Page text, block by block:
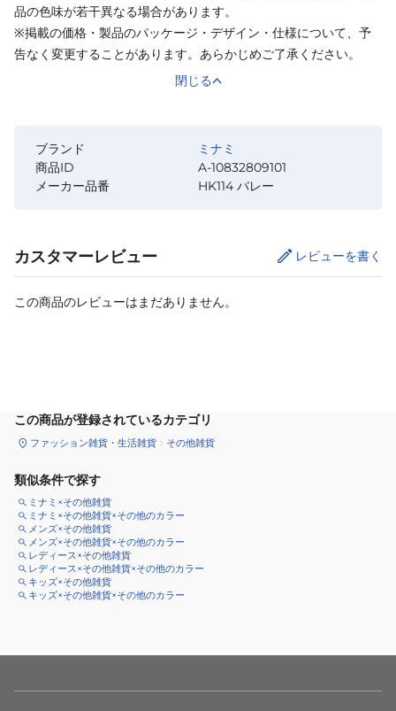
品の色味が若干異なる場合があります。
※掲載の価格・製品のパッケージ・デザイン・仕様について、予
告なく変更することがあります。あらかじめご了承ください。
閉じる
ブランド
ミナミ
商品ID
A-10832809101
メーカー品番
HK114 バレー
カスタマーレビュー レビューを書く
この商品のレビューはまだありません。
この商品が登録されているカテゴリ
ファッション雑貨・生活雑貨 その他雑貨
類似条件で探す
ミナミ×その他雑貨
ミナミ×その他雑貨×その他のカラー
メンズ×その他雑貨
メンズ×その他雑貨×その他のカラー
レディース×その他雑貨
レディース×その他雑貨×その他のカラー
キッズ×その他雑貨
キッズ×その他雑貨×その他のカラー